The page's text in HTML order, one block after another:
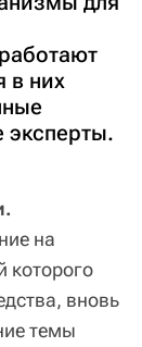
в них
эксперты.
на
которого
вновь
темы